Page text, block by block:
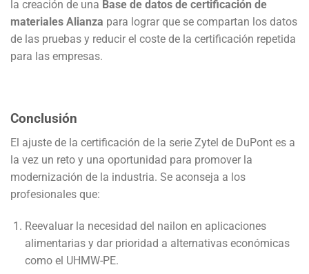
la creación de una Base de datos de certificación de
materiales Alianza para lograr que se compartan los datos
de las pruebas y reducir el coste de la certificación repetida
para las empresas.
Conclusión
El ajuste de la certificación de la serie Zytel de DuPont es a
la vez un reto y una oportunidad para promover la
modernización de la industria. Se aconseja a los
profesionales que:
Reevaluar la necesidad del nailon en aplicaciones
alimentarias y dar prioridad a alternativas económicas
como el UHMW-PE.